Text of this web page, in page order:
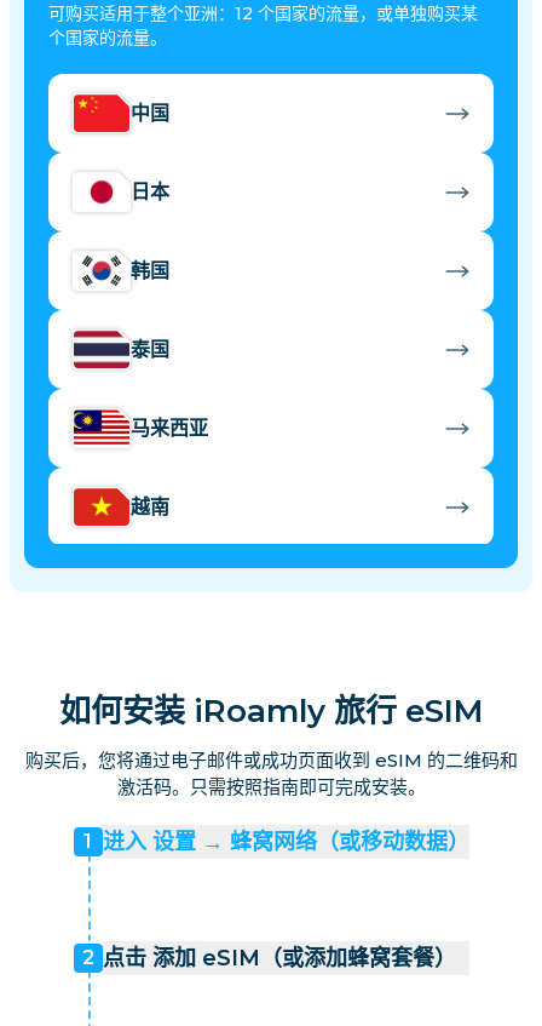
可购买适用于整个亚洲：12 个国家的流量，或单独购买某
个国家的流量。
中国
日本
韩国
泰国
马来西亚
越南
如何安装 iRoamly 旅行 eSIM
购买后，您将通过电子邮件或成功页面收到 eSIM 的二维码和
激活码。只需按照指南即可完成安装。
1 进入 设置 → 蜂窝网络（或移动数据）
2 点击 添加 eSIM（或添加蜂窝套餐）